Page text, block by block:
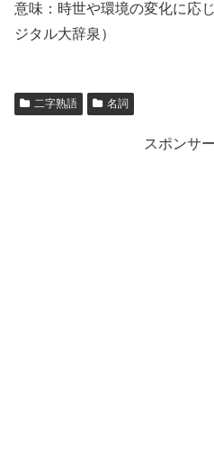
意味：時世や環境の変化に応
ジタル大辞泉）
二字熟語 名詞
スポンサ